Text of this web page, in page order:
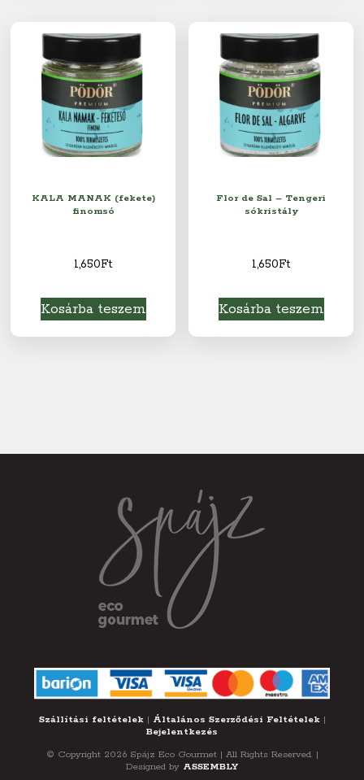
KALA MANAK (fekete)
finomsó
1,650Ft
Kosárba teszem
Flor de Sal – Tengeri
sókristály
1,650Ft
Kosárba teszem
Szállítási feltételek| Általános Szerződési Feltételek|
Bejelentkezés
© Copyright 2026 Spájz Eco Gourmet | All Rights Reserved. |
Designed by ASSEMBLY